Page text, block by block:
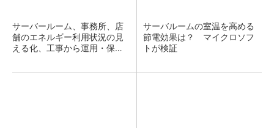
サーバールーム、事務所、店
舗のエネルギー利用状況の見
える化、工事から運用・保守
サーバルームの室温を高める
節電効果は？ マイクロソフ
トが検証